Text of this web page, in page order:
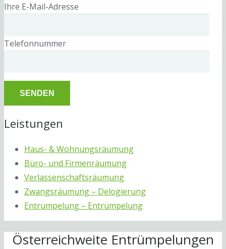
Ihre E-Mail-Adresse
Telefonnummer
Leistungen
Haus- & Wohnungsräumung
Büro- und Firmenräumung
Verlassenschaftsräumung
Zwangsräumung – Delogierung
Entrümpelung – Entrümpelung
Österreichweite Entrümpelungen